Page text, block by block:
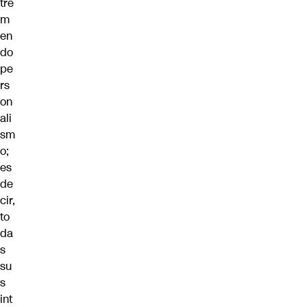
m
en
do
pe
rs
on
ali
sm
o;
es
de
cir,
to
da
s
su
s
int